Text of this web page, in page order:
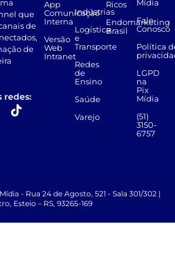
que
de
de
redes:
App
Comunicação
Interna
Versão
Web
Intranet
Indústrias
Logística
e
Transporte
Redes
de
Ensino
Saúde
Varejo
Ricos
Endomarketing
Brasil
Mídia
Fale
Conosco
Política
LGPD
na
Pix
Mídia
(51)
3150-
6757
- Rua 24 de Agosto, 521 - Sala 301/302 |
Esteio – RS, 93265-169